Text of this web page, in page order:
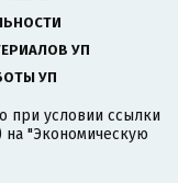
УП
УП
при условии ссылки
на "Экономическую